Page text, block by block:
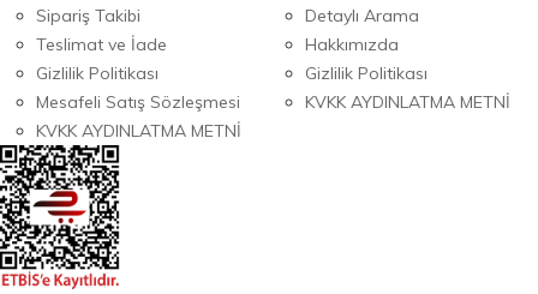
Sipariş Takibi
Teslimat ve İade
Gizlilik Politikası
Mesafeli Satış Sözleşmesi
KVKK AYDINLATMA METNİ
Detaylı Arama
Hakkımızda
Gizlilik Politikası
KVKK AYDINLATMA METNİ